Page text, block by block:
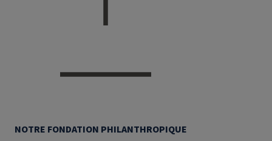
NOTRE FONDATION PHILANTHROPIQUE